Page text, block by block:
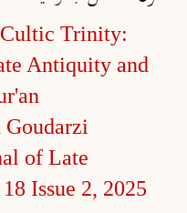
Trinity:
Antiquity and
Goudarzi
of Late
Issue 2, 2025